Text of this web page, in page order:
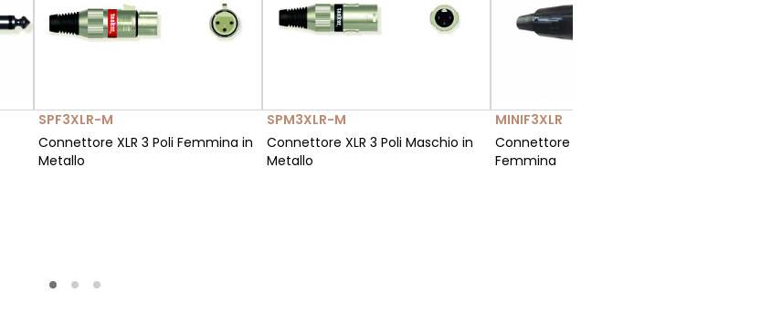
SPF3XLR-M
Connettore XLR 3 Poli Femmina in
Metallo
SPM3XLR-M
Connettore XLR 3 Poli Maschio in
Metallo
MINIF3XLR
Connettore Mini-XLR 3 Poli
Femmina